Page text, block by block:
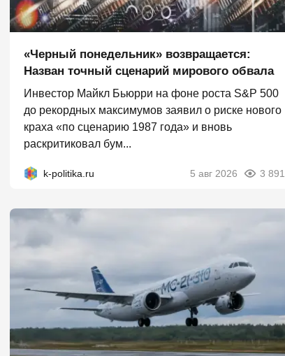
«Черный понедельник» возвращается:
Назван точный сценарий мирового обвала
Инвестор Майкл Бьюрри на фоне роста S&P 500
до рекордных максимумов заявил о риске нового
краха «по сценарию 1987 года» и вновь
раскритиковал бум...
k-politika.ru 5 авг 2026 3 891